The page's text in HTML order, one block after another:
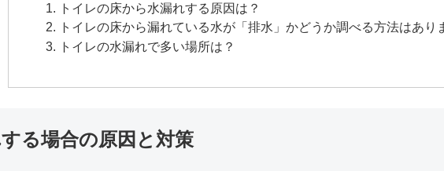
トイレの床から水漏れする原因は？
トイレの床から漏れている水が「排水」かどうか調べる方法はあり
トイレの水漏れで多い場所は？
る場合の原因と対策